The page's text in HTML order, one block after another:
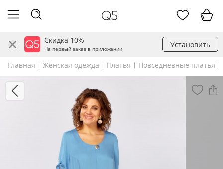
Скидка 10%
На первый заказ в приложении Установить
Главная Женская одежда Платья Повседневные платья